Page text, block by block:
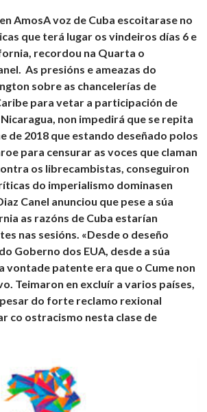
AmosA voz de Cuba escoitarase no
que terá lugar os vindeiros días 6 e
recordou na Quarta o
As presións e ameazas do
sobre as chancelerías de
para vetar a participación de
Nicaragua, non impedirá que se repita
de 2018 que estando deseñado polos
para censurar as voces que claman
os librecambistas, conseguiron
do imperialismo dominasen
Canel anunciou que pese a súa
as razóns de Cuba estarían
nas sesións. «Desde o deseño
Goberno dos EUA, desde a súa
vontade patente era que o Cume non
Teimaron en excluír a varios países,
do forte reclamo rexional
co ostracismo nesta clase de